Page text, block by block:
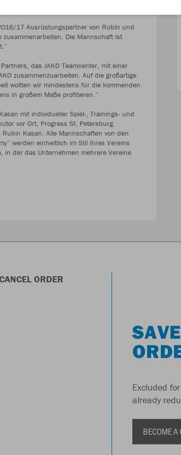
17 Ausrüstungspartner von Rubin und
Die Mannschaft ist
das JAKO Teamcenter, mit einer
zusammenzuarbeiten. Auf die großartige
wollten wir mindestens für die kommenden
in großem Maße profitieren.“
mit individueller Spiel-, Trainings- und
vor Ort, Progress St. Petersburg.
Kasan. Alle Mannschaften von den
werden einheitlich im Stil ihres Vereins
in der das Unternehmen mehrere Vereine
ORDER
Excluded
already
BECOME